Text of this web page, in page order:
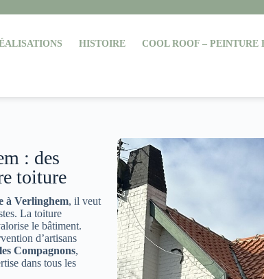
HISTOIRE COOL ROOF – PEINTURE
: des
toiture
à Verlinghem, il veut
La toiture
le bâtiment.
d’artisans
les Compagnons,
dans tous les